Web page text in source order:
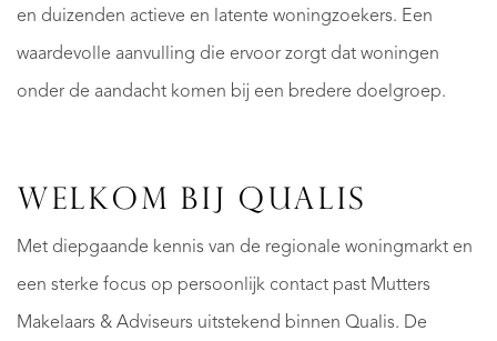
en duizenden actieve en latente woningzoekers. Een
waardevolle aanvulling die ervoor zorgt dat woningen
onder de aandacht komen bij een bredere doelgroep.
WELKOM BIJ QUALIS
Met diepgaande kennis van de regionale woningmarkt en
een sterke focus op persoonlijk contact past Mutters
Makelaars & Adviseurs uitstekend binnen Qualis. De